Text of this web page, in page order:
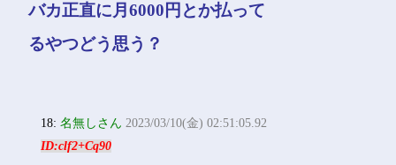
バカ正直に月6000円とか払って
るやつどう思う？
18:名無しさん 2023/03/10(金) 02:51:05.92
ID:clf2+Cq90